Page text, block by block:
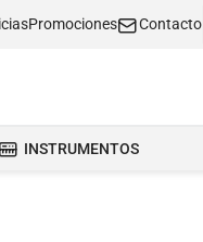
Promociones Contacto
INSTRUMENTOS